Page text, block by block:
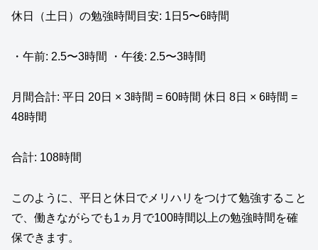
休日（土日）の勉強時間目安: 1日5〜6時間
・午前: 2.5〜3時間 ・午後: 2.5〜3時間
月間合計: 平日 20日 × 3時間 = 60時間 休日 8日 × 6時間 =
48時間
合計: 108時間
このように、平日と休日でメリハリをつけて勉強すること
で、働きながらでも1ヵ月で100時間以上の勉強時間を確
保できます。